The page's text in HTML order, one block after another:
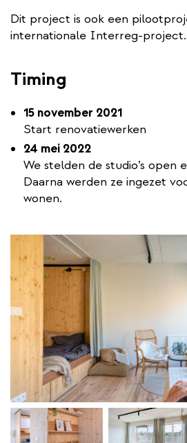
Dit project is ook een
internationale Interreg-project.
Timing
15 november 2021
Start renovatiewerken
24 mei 2022
We stelden de studio’s open
Daarna werden ze ingezet
wonen.